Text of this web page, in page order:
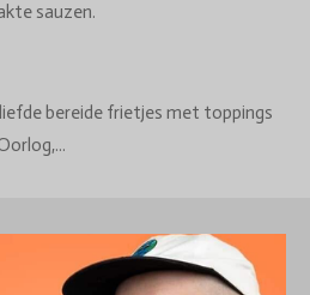
sauzen.
bereide frietjes met toppings